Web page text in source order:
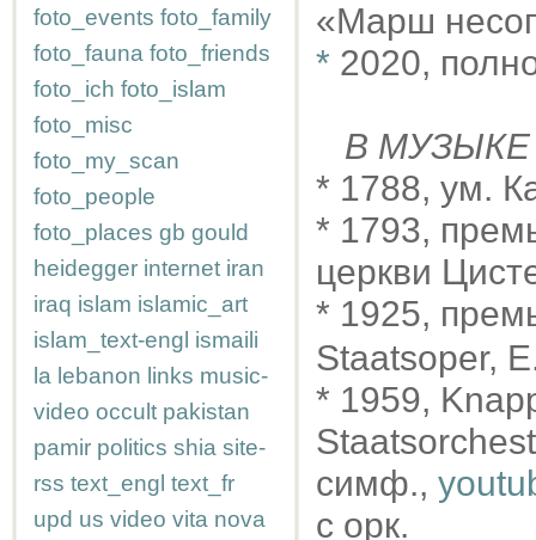
foto_events foto_family
foto_fauna foto_friends
foto_ich foto_islam
foto_misc
foto_my_scan
foto_people
foto_places gb gould
heidegger internet iran
iraq islam islamic_art
islam_text-engl ismaili
la lebanon links music-
video occult pakistan
pamir politics shia site-
rss text_engl text_fr
upd us video vita nova
«Марш
* 2020,
В МУЗЫКЕ
* 1788, ум.
* 1793,
церкви
* 1925,
Staatsoper,
* 1959,
симф.,
с орк.